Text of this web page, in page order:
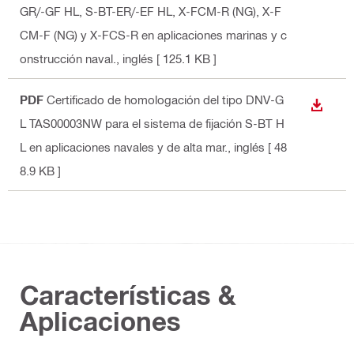
GR/-GF HL, S-BT-ER/-EF HL, X-FCM-R (NG), X-F
CM-F (NG) y X-FCS-R en aplicaciones marinas y c
onstrucción naval.
, inglés [ 125.1 KB ]
PDF Certificado de homologación del tipo DNV-G
L TAS00003NW para el sistema de fijación S-BT H
L en aplicaciones navales y de alta mar.
, inglés [ 48
8.9 KB ]
Características &
Aplicaciones